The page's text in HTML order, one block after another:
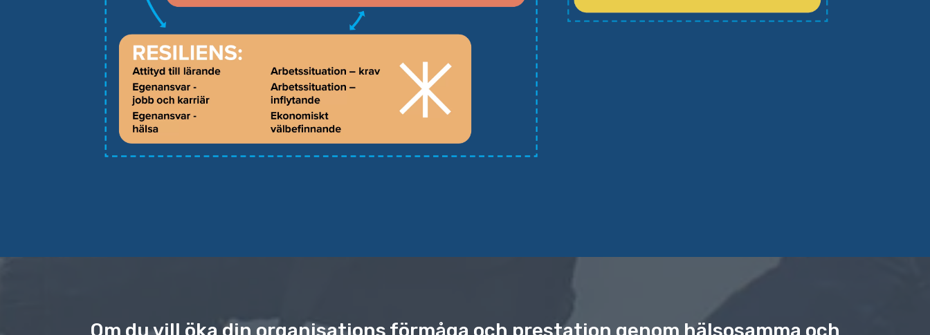
Om du vill öka din organisations förmåga och prestation genom hälsosamma och